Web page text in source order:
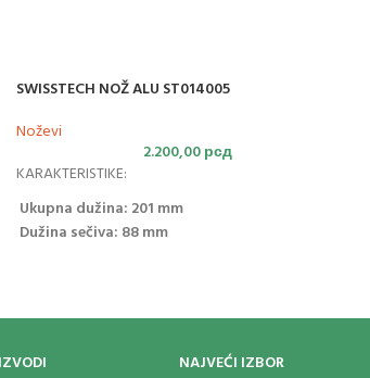
SWISSTECH NOŽ ALU ST014005
Noževi
2.200,00рсд
KARAKTERISTIKE:
Ukupna dužina: 201 mm
Dužina sečiva: 88 mm
Ravna oštrica
NAJVEĆI IZBOR